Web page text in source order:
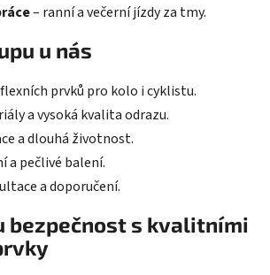
– ranní a večerní jízdy za tmy.
u nás
prvků pro kolo i cyklistu.
a vysoká kvalita odrazu.
a dlouhá životnost.
a pečlivé balení.
a doporučení.
bezpečnost s kvalitními